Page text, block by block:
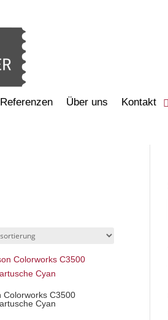
Referenzen Über uns Kontakt
Colorworks C3500
Cyan